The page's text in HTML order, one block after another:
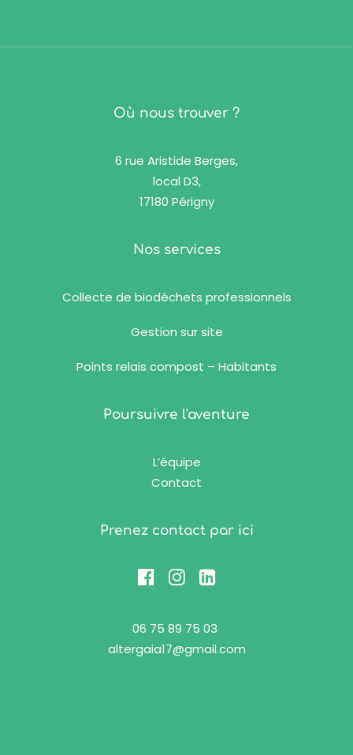
Où nous trouver ?
6 rue Aristide Berges,
local D3,
17180 Périgny
Nos services
Collecte de biodéchets professionnels
Gestion sur site
Points relais compost – Habitants
Poursuivre l'aventure
L’équipe
Contact
Prenez contact par ici
06 75 89 75 03
altergaia17@gmail.com